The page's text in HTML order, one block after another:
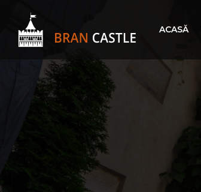
ACASĂ